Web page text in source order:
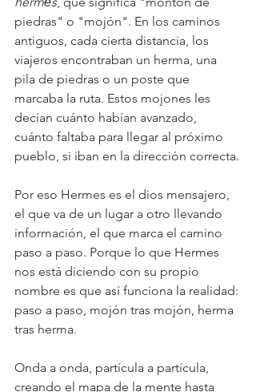
piedras" o "mojón". En los caminos
antiguos, cada cierta distancia, los
viajeros encontraban un herma, una
pila de piedras o un poste que
marcaba la ruta. Estos mojones les
decían cuánto habían avanzado,
cuánto faltaba para llegar al próximo
pueblo, si iban en la dirección correcta.
Por eso Hermes es el dios mensajero,
el que va de un lugar a otro llevando
información, el que marca el camino
paso a paso. Porque lo que Hermes
nos está diciendo con su propio
nombre es que así funciona la realidad:
paso a paso, mojón tras mojón, herma
tras herma.
Onda a onda, partícula a partícula,
creando el mapa de la mente hasta